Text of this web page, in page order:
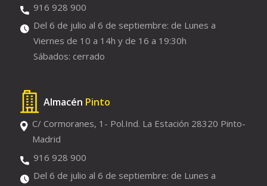
916 928 900
Del 6 de julio al 6 de septiembre: de Lunes a
Viernes de 10 a 14h y de 16 a 19:30h
Sábados: cerrado
Almacén Pinto
C/ Cormoranes, 1- Pol.Ind. La Estación 28320 Pinto-
Madrid
916 928 900
Del 6 de julio al 6 de septiembre: de Lunes a